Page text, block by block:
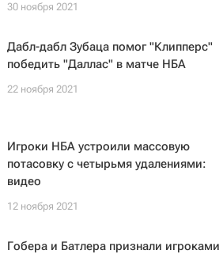
30 ноября 2021
Дабл-дабл Зубаца помог "Клипперс"
победить "Даллас" в матче НБА
22 ноября 2021
Игроки НБА устроили массовую
потасовку с четырьмя удалениями:
видео
12 ноября 2021
Гобера и Батлера признали игроками